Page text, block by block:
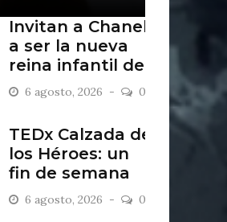
Invitan a Chanel
a ser la nueva
reina infantil de
San Francisco
del Rincón
6 agosto, 2026 0
TEDx Calzada de
los Héroes: un
fin de semana
“Antiordinario”
en León
6 agosto, 2026 0